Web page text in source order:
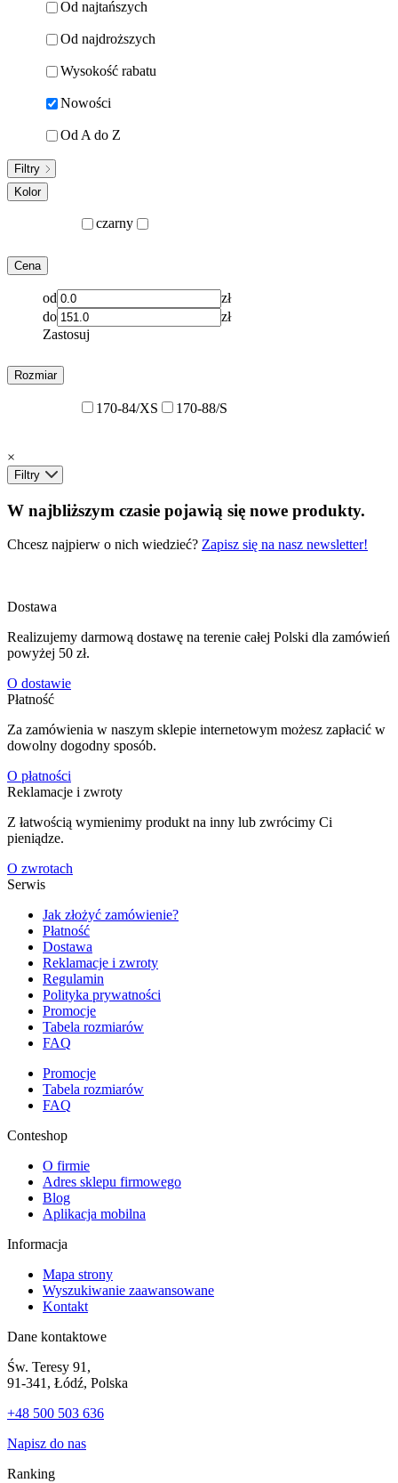
Od najtańszych
Od najdroższych
Wysokość rabatu
Nowości
Od A do Z
Filtry
Kolor
czarny
Cena
od
zł
do
zł
Zastosuj
Rozmiar
170-84/XS 170-88/S
×
Filtry
W najbliższym czasie pojawią się nowe produkty.
Chcesz najpierw o nich wiedzieć? Zapisz się na nasz newsletter!
Dostawa
Realizujemy darmową dostawę na terenie całej Polski dla zamówień
powyżej 50 zł.
O dostawie
Płatność
Za zamówienia w naszym sklepie internetowym możesz zapłacić w
dowolny dogodny sposób.
O płatności
Reklamacje i zwroty
Z łatwością wymienimy produkt na inny lub zwrócimy Ci
pieniądze.
O zwrotach
Serwis
Jak złożyć zamówienie?
Płatność
Dostawa
Reklamacje i zwroty
Regulamin
Polityka prywatności
Promocje
Tabela rozmiarów
FAQ
Promocje
Tabela rozmiarów
FAQ
Conteshop
O firmie
Adres sklepu firmowego
Blog
Aplikacja mobilna
Informacja
Mapa strony
Wyszukiwanie zaawansowane
Kontakt
Dane kontaktowe
Św. Teresy 91,
91-341, Łódź, Polska
+48 500 503 636
Napisz do nas
Ranking